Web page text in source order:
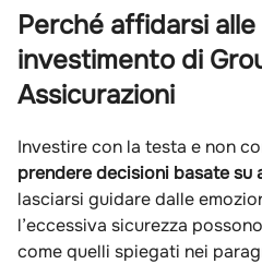
Perché affidarsi
investimento di
Assicurazioni
Investire con la testa e non
prendere decisioni basate su
lasciarsi guidare dalle
l’eccessiva sicurezza
come quelli spiegati nei